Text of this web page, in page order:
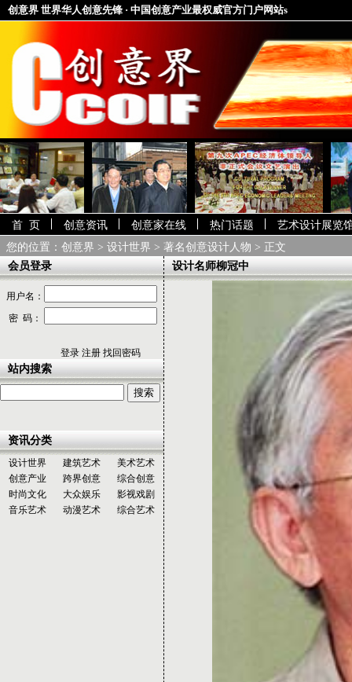
创意界 世界华人创意先锋 · 中国创意产业最权威官方门户网站s
首 页 创意资讯 创意家在线 热门话题
艺术设计展览
您的位置： 创意界 > 设计世界 > 著名创意设计人物 > 正文
会员登录
用户名：
密 码：
登录 注册 找回密码
站内搜索
资讯分类
设计世界 建筑艺术
美术艺术
创意产业
跨界创意
综合创意
时尚文化
大众娱乐
影视戏剧
音乐艺术
动漫艺术 综合艺术
设计名师柳冠中